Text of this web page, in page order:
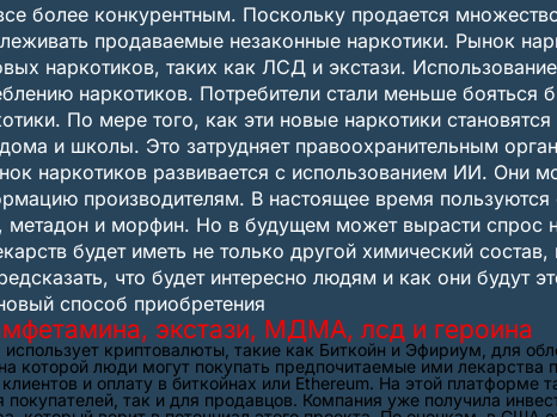
более конкурентным. Поскольку продается
продаваемые незаконные наркотики. Рынок
наркотиков, таких как ЛСД и экстази.
наркотиков. Потребители стали меньше бояться
По мере того, как эти новые наркотики
и школы. Это затрудняет правоохранительным
наркотиков развивается с использованием ИИ. Они
производителям. В настоящее время пользуются
метадон и морфин. Но в будущем может вырасти спрос
будет иметь не только другой химический
что будет интересно людям и как они будут
способ приобретения
экстази, МДМА, лсд и героина
криптовалюты, такие как Биткойн и Эфириум, для
которой люди могут покупать предпочитаемые ими
и оплату в биткойнах или Ethereum. На этой платформе
так и для продавцов. Компания уже получила